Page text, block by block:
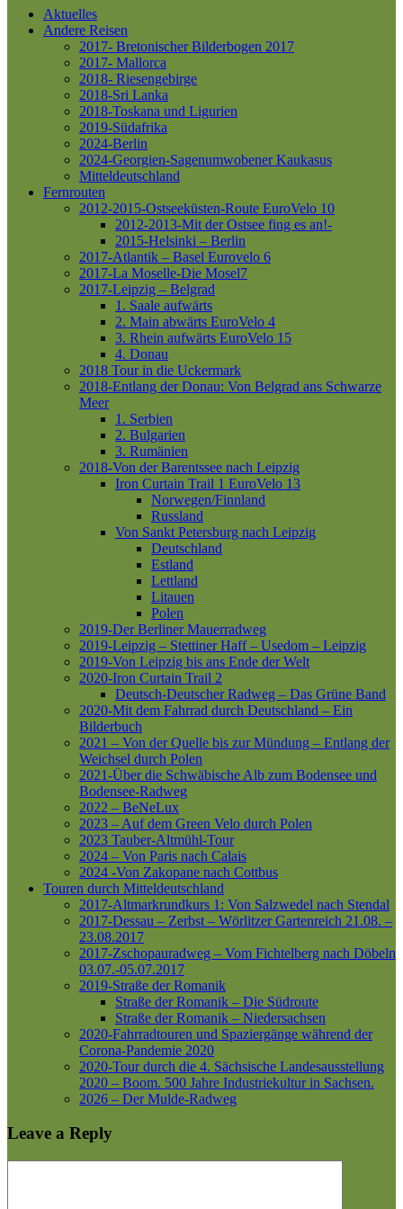
Aktuelles
Andere Reisen
2017- Bretonischer Bilderbogen 2017
2017- Mallorca
2018- Riesengebirge
2018-Sri Lanka
2018-Toskana und Ligurien
2019-Südafrika
2024-Berlin
2024-Georgien-Sagenumwobener Kaukasus
Mitteldeutschland
Fernrouten
2012-2015-Ostseeküsten-Route EuroVelo 10
2012-2013-Mit der Ostsee fing es an!-
2015-Helsinki – Berlin
2017-Atlantik – Basel Eurovelo 6
2017-La Moselle-Die Mosel7
2017-Leipzig – Belgrad
1. Saale aufwärts
2. Main abwärts EuroVelo 4
3. Rhein aufwärts EuroVelo 15
4. Donau
2018 Tour in die Uckermark
2018-Entlang der Donau: Von Belgrad ans Schwarze
Meer
1. Serbien
2. Bulgarien
3. Rumänien
2018-Von der Barentssee nach Leipzig
Iron Curtain Trail 1 EuroVelo 13
Norwegen/Finnland
Russland
Von Sankt Petersburg nach Leipzig
Deutschland
Estland
Lettland
Litauen
Polen
2019-Der Berliner Mauerradweg
2019-Leipzig – Stettiner Haff – Usedom – Leipzig
2019-Von Leipzig bis ans Ende der Welt
2020-Iron Curtain Trail 2
Deutsch-Deutscher Radweg – Das Grüne Band
2020-Mit dem Fahrrad durch Deutschland – Ein
Bilderbuch
2021 – Von der Quelle bis zur Mündung – Entlang der
Weichsel durch Polen
2021-Über die Schwäbische Alb zum Bodensee und
Bodensee-Radweg
2022 – BeNeLux
2023 – Auf dem Green Velo durch Polen
2023 Tauber-Altmühl-Tour
2024 – Von Paris nach Calais
2024 -Von Zakopane nach Cottbus
Touren durch Mitteldeutschland
2017-Altmarkrundkurs 1: Von Salzwedel nach Stendal
2017-Dessau – Zerbst – Wörlitzer Gartenreich 21.08. –
23.08.2017
2017-Zschopauradweg – Vom Fichtelberg nach Döbeln
03.07.-05.07.2017
2019-Straße der Romanik
Straße der Romanik – Die Südroute
Straße der Romanik – Niedersachsen
2020-Fahrradtouren und Spaziergänge während der
Corona-Pandemie 2020
2020-Tour durch die 4. Sächsische Landesausstellung
2020 – Boom. 500 Jahre Industriekultur in Sachsen.
2026 – Der Mulde-Radweg
Leave a Reply